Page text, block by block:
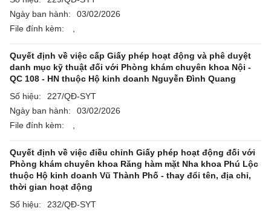
Ngày ban hành:
03/02/2026
File đính kèm:
Quyết định về việc cấp Giấy phép hoạt động và phê duyệt
danh mục kỹ thuật đối với Phòng khám chuyên khoa Nội -
QC 108 - HN thuộc Hộ kinh doanh Nguyễn Đình Quang
Số hiệu:
227/QĐ-SYT
Ngày ban hành:
03/02/2026
File đính kèm:
Quyết định về việc điều chỉnh Giấy phép hoạt động đối với
Phòng khám chuyên khoa Răng hàm mặt Nha khoa Phú Lộc
thuộc Hộ kinh doanh Vũ Thành Phố - thay đổi tên, địa chỉ,
thời gian hoạt động
Số hiệu:
232/QĐ-SYT